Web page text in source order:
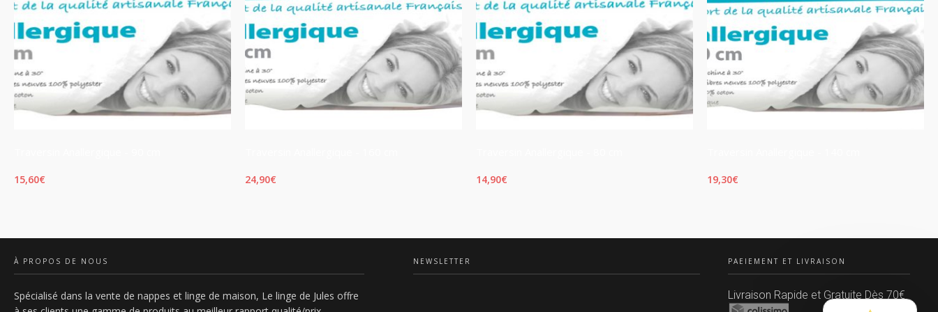
15,60€ 24,90€ 14,90€ 19,30€
À PROPOS DE NOUS
Spécialisé dans la vente de nappes et linge de maison, Le linge de Jules offre
NEWSLETTER PAEIEMENT ET LIVRAISON
Livraison Rapide et Gratuite Dès 70€